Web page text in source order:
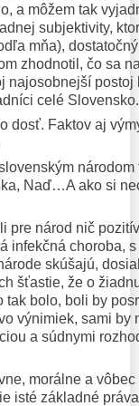
a môžem tak
subjektivity,
mňa),
zhodnotil, čo sa
najosobnejší
celé Slovensko.
dosť. Faktov aj
Naď…A ako si
pre národ nič
infekčná choroba,
skúšajú,
šťastie, že o
bolo, boli by
výnimiek, sami by
a súdnymi
morálne a
isté základné